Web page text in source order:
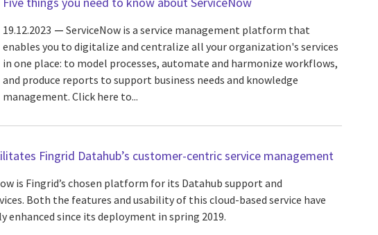
19.12.2023
ServiceNow is a service management platform that
enables you to digitalize and centralize all your organization's services
in one place: to model processes, automate and harmonize workflows,
and produce reports to support business needs and knowledge
management. Click here to...
Fingrid Datahub’s customer-centric service management
is Fingrid’s chosen platform for its Datahub support and
Both the features and usability of this cloud-based service have
enhanced since its deployment in spring 2019.